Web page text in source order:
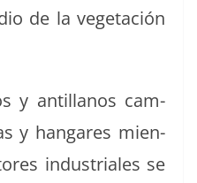
de la veg­etación
y antil­lanos cam­
y hangares mien­
indus­tri­ales se